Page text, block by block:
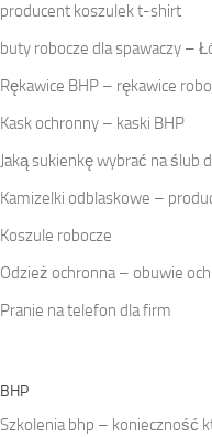
producent koszulek t-shirt
buty robocze dla spawaczy –
Rękawice BHP – rękawice
Kask ochronny – kaski BHP
Jaką sukienkę wybrać na ślub
Kamizelki odblaskowe –
Koszule robocze
Odzież ochronna – obuwie
Pranie na telefon dla firm
BHP
Szkolenia bhp – konieczność